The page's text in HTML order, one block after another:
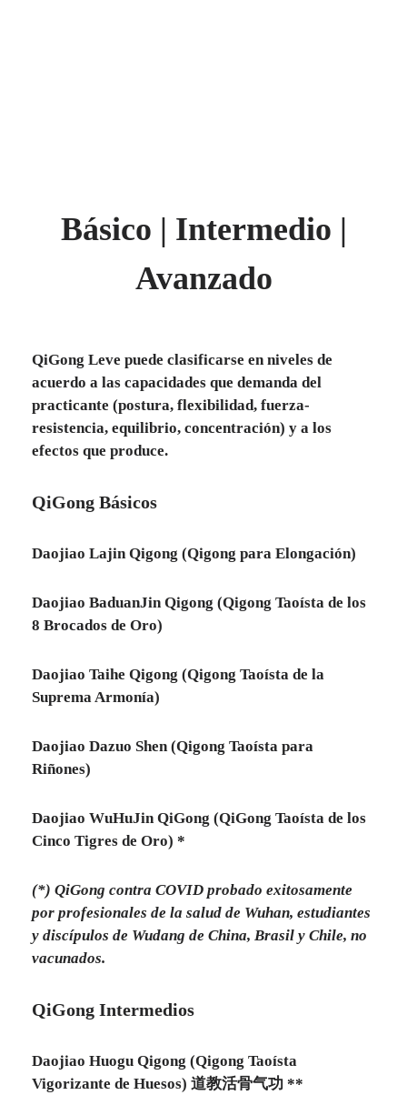
Básico | Intermedio |
Avanzado
QiGong Leve puede clasificarse en niveles de
acuerdo a las capacidades que demanda del
practicante (postura, flexibilidad, fuerza-
resistencia, equilibrio, concentración) y a los
efectos que produce.
QiGong Básicos
Daojiao Lajin Qigong (Qigong para Elongación)
Daojiao BaduanJin Qigong (Qigong Taoísta de los
8 Brocados de Oro)
Daojiao Taihe Qigong (Qigong Taoísta de la
Suprema Armonía)
Daojiao Dazuo Shen (Qigong Taoísta para
Riñones)
Daojiao WuHuJin QiGong (QiGong Taoísta de los
Cinco Tigres de Oro) *
(*) QiGong contra COVID probado exitosamente
por profesionales de la salud de Wuhan, estudiantes
y discípulos de Wudang de China, Brasil y Chile, no
vacunados.
QiGong Intermedios
Daojiao Huogu Qigong (Qigong Taoísta
Vigorizante de Huesos) 道教活骨气功 **